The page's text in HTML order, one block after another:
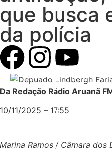
que busca
da polícia
Da Redação Rádio Aruanã
10/11/2025 – 17:55
Marina Ramos / Câmara dos